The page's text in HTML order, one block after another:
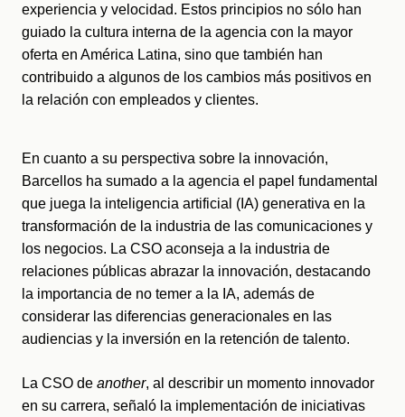
experiencia y velocidad. Estos principios no sólo han
guiado la cultura interna de la agencia con la mayor
oferta en América Latina, sino que también han
contribuido a algunos de los cambios más positivos en
la relación con empleados y clientes.
En cuanto a su perspectiva sobre la innovación,
Barcellos ha sumado a la agencia el papel fundamental
que juega la inteligencia artificial (IA) generativa en la
transformación de la industria de las comunicaciones y
los negocios. La CSO aconseja a la industria de
relaciones públicas abrazar la innovación, destacando
la importancia de no temer a la IA, además de
considerar las diferencias generacionales en las
audiencias y la inversión en la retención de talento.
La CSO de another, al describir un momento innovador
en su carrera, señaló la implementación de iniciativas